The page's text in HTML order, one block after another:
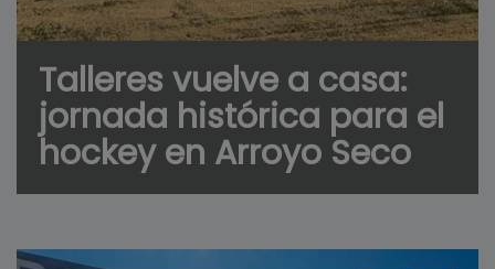
Talleres vuelve a casa:
jornada histórica para el
hockey en Arroyo Seco